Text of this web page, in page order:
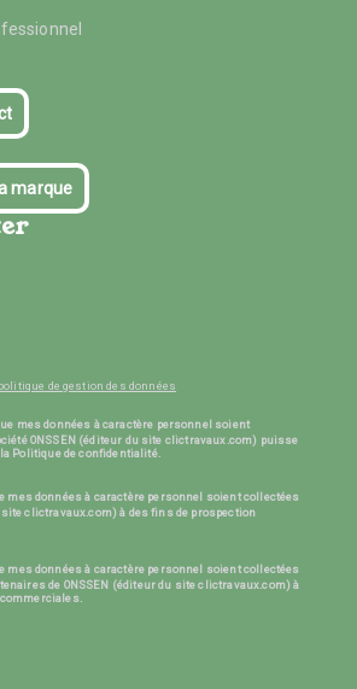
marque
politique de gestion des données
mes données à caractère personnel soient
ONSSEN (éditeur du site clictravaux.com) puisse
Politique de confidentialité.
mes données à caractère personnel soient collectées
site clictravaux.com) à des fins de prospection
mes données à caractère personnel soient collectées
de ONSSEN (éditeur du site clictravaux.com) à